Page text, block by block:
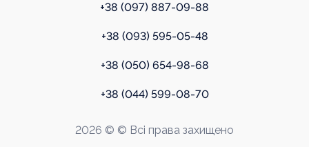
+38 (097) 887-09-88
+38 (093) 595-05-48
+38 (050) 654-98-68
+38 (044) 599-08-70
2026 © © Всі права захищено